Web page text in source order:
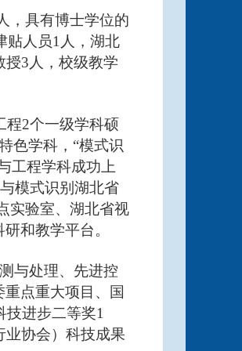
，具有博士学位的
贴人员1人，湖北
授3人，校级教学
程2个一级学科硕
色学科，“模式识
工程学科成功上
模式识别湖北省
实验室、湖北省视
和教学平台。
与处理、先进控
点重大项目、国
进步二等奖1
业协会）科技成果